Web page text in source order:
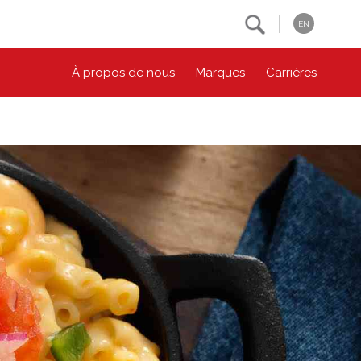
EN
À propos de nous Marques Carrières
Environnement
Bien-être des animaux
Collectivité
Principes coopératifs
Diversité et inclusion
Accessibilité
Contactez-nous